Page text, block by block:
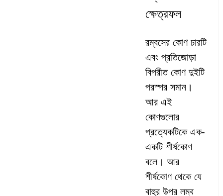
ক্ষেত্রফল
রম্বসের কোণ চারটি
এবং প্রতিজোড়া
বিপরীত কোণ দুইটি
পরস্পর সমান।
আর এই
কোণগুলোর
প্রত্যেকটিকে এক-
একটি শীর্ষকোণ
বলে। আর
শীর্ষকোণ থেকে যে
বাহুর উপর লম্ব